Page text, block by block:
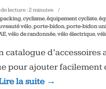
lecture :2 minutes
,cyclisme,équipement cycliste,
vélo,porte-bidon,porte-bidon
,vélo de randonnée,vélo électrique,
d’accessoires
pour ajouter facilement
la suite →